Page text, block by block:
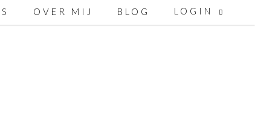
OVER MIJ BLOG LOGIN